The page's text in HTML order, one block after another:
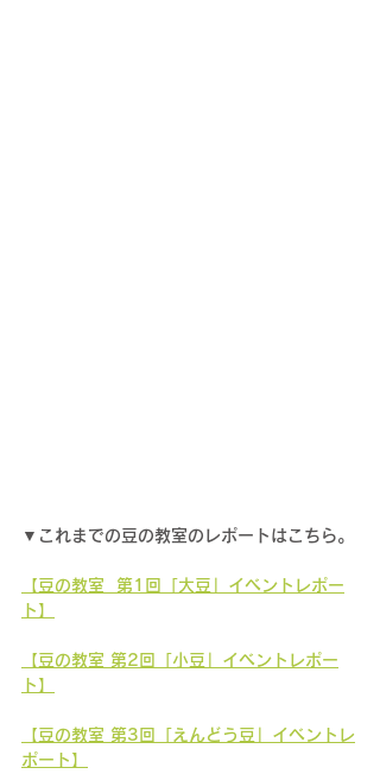
▼これまでの豆の教室のレポートはこちら。
【豆の教室  第1回「大豆」イベントレポー
ト】
【豆の教室 第2回「小豆」イベントレポー
ト】
【豆の教室 第3回「えんどう豆」イベントレ
ポート】